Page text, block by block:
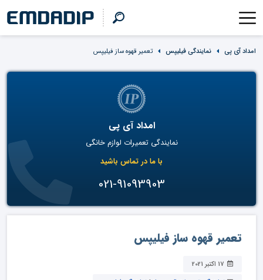
امداد آی پی نمایندگی فیلیپس تعمیر قهوه ساز فیلیپس
امداد آی پی
نمایندگی تعمیرات لوازم خانگی
با ما در تماس باشید
021-91093903
تعمیر قهوه ساز فیلیپس